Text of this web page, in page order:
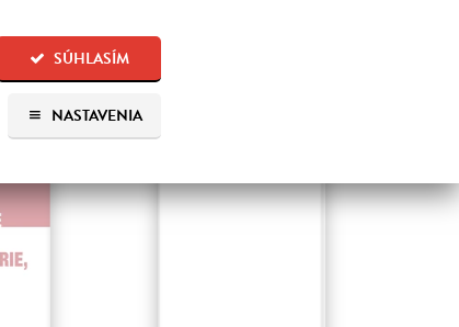
SÚHLASÍM
NASTAVENIA